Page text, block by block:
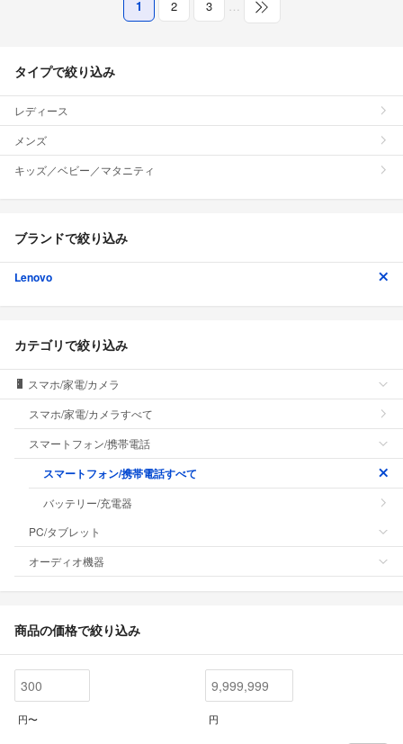
1 2 3 …
タイプで絞り込み
レディース
メンズ
キッズ／ベビー／マタニティ
ブランドで絞り込み
Lenovo
カテゴリで絞り込み
スマホ/家電/カメラ
スマホ/家電/カメラすべて
スマートフォン/携帯電話
スマートフォン/携帯電話すべて
バッテリー/充電器
PC/タブレット
オーディオ機器
商品の価格で絞り込み
円〜 円